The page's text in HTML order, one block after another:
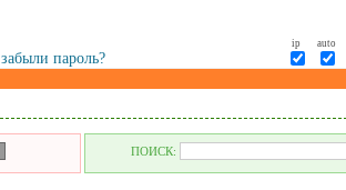
забыли пароль?
ip auto
ПОИСК: